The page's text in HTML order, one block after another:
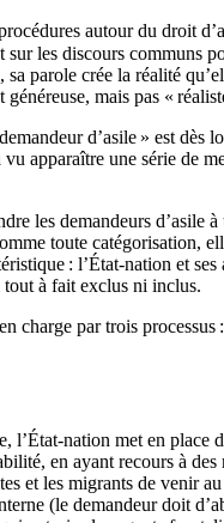
autour du droit
les discours communs
parole crée la réalité
mais pas «
d’asile » est dès
apparaître une série de
les demandeurs
toute catégorisation,
: l’État-nation et
tout à fait exclus ni inclus.
charge par trois
nation met en
en ayant recours à
et les migrants de venir
(le demandeur doit